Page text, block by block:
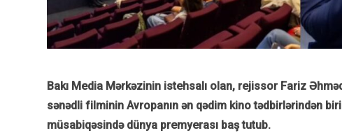
Bakı Media Mərkəzinin istehsalı olan, rejissor Fariz
sənədli filminin Avropanın ən qədim kino tədbirlərindən biri
müsabiqəsində dünya premyerası baş tutub.